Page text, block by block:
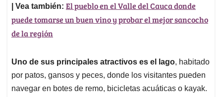
| Vea también: El pueblo en el Valle del Cauca donde
puede tomarse un buen vino y probar el mejor sancocho
de la región
Uno de sus principales atractivos es el lago, habitado
por patos, gansos y peces, donde los visitantes pueden
navegar en botes de remo, bicicletas acuáticas o kayak.